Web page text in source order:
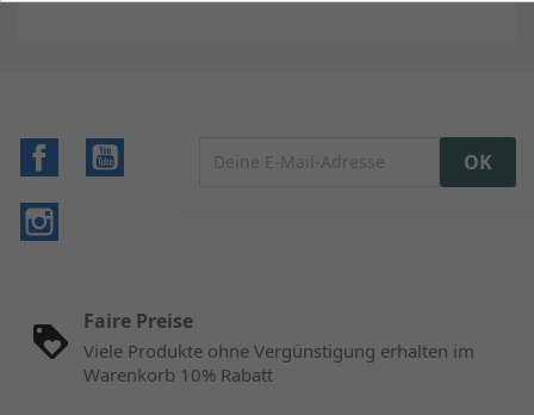
Facebook
Faire Preise
Viele Produkte ohne Vergünstigung erhalten im
Warenkorb 10% Rabatt